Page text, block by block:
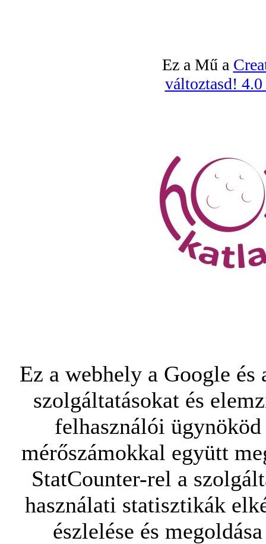
Ez a Mű a
változtasd!
Ez a webhely a Google
szolgáltatásokat és
felhasználói
mérőszámokkal együtt
StatCounter-rel a
használati statisztikák
észlelése és